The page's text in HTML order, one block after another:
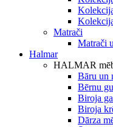
Matrači
Matrači
Halmar
HALMAR
Bāru un
Bērnu
Biroja
Biroja
Dārza